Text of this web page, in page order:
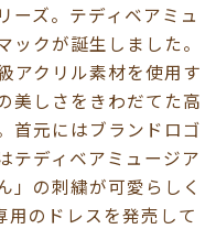
ーズ。テディベアミュ
クが誕生しました。
アクリル素材を使用す
美しさをきわだてた高
首元にはブランドロゴ
テディベアミュージア
」の刺繍が可愛らしく
用のドレスを発売して